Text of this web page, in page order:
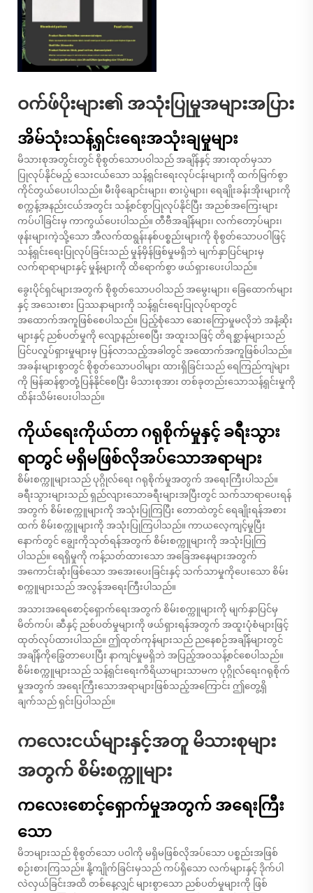
ဝက်ဖ်ပိုးများ၏ အသုံးပြုမှုအများအပြား
အိမ်သုံးသန့်ရှင်းရေးအသုံးချမှုများ
မိသားစုအတွင်းတွင် စိုစွတ်သောပဝါသည် အချိန်နှင့် အားထုတ်မှသာ
ပြုလုပ်နိုင်မည့် သေးငယ်သော သန့်ရှင်းရေးလုပ်ငန်းများကို ထက်မြက်စွာ
ကိုင်တွယ်ပေးပါသည်။ မီးဖိုချောင်းများ၊ စားပွဲများ၊ ရေချိုးခန်းအိုးများကို
စက္ကန့်အနည်းငယ်အတွင်း သန့်စင်စွာပြုလုပ်နိုင်ပြီး အညစ်အကြေးများ
ကပ်ပါခြင်းမှ ကာကွယ်ပေးပါသည်။ တီဗီအချိန်များ၊ လက်တော့ပ်များ၊
ဖုန်းများကဲ့သို့သော အီလက်ထရွန်းနစ်ပစ္စည်းများကို စိုစွတ်သောပဝါဖြင့်
သန့်ရှင်းရေးပြုလုပ်ခြင်းသည် မှုန်မှိန်ဖြစ်မှုမရှိဘဲ မျက်နှာပြင်များမှ
လက်ရာရာများနှင့် မှုန့်များကို ထိရောက်စွာ ဖယ်ရှားပေးပါသည်။
ခွေးပိုင်ရှင်များအတွက် စိုစွတ်သောပဝါသည် အမွေးများ၊ ခြေထောက်များ
နှင့် အသေးစား ပြဿနာများကို သန့်ရှင်းရေးပြုလုပ်ရာတွင်
အထောက်အကူဖြစ်စေပါသည်။ ပြည့်စုံသော ဆေးကြောမှုမလိုဘဲ အနံ့ဆိုး
များနှင့် ညစ်ပတ်မှုကို လျော့နည်းစေပြီး အထူးသဖြင့် တိရစ္ဆာန်များသည်
ပြင်ပလှုပ်ရှားမှုများမှ ပြန်လာသည့်အခါတွင် အထောက်အကူဖြစ်ပါသည်။
အခန်းများစွာတွင် စိုစွတ်သောပဝါများ ထားရှိခြင်းသည် ရေကြည်ကျဲများ
ကို မြန်ဆန်စွာတုံ့ပြန်နိုင်စေပြီး မိသားစုအား တစ်ခုတည်းသောသန့်ရှင်းမှုကို
ထိန်းသိမ်းပေးပါသည်။
ကိုယ်ရေးကိုယ်တာ ဂရုစိုက်မှုနှင့် ခရီးသွား
ရာတွင် မရှိမဖြစ်လိုအပ်သောအရာများ
စိမ်းစက္ကူများသည် ပုဂ္ဂိုလ်ရေး ဂရုစိုက်မှုအတွက် အရေးကြီးပါသည်။
ခရီးသွားများသည် ရှည်လျားသောခရီးများအပြီးတွင် သက်သာရာပေးရန်
အတွက် စိမ်းစက္ကူများကို အသုံးပြုကြပြီး တောထဲတွင် ရေချိုးရန်အစား
ထက် စိမ်းစက္ကူများကို အသုံးပြုကြပါသည်။ ကာယလေ့ကျင့်မှုပြီး
နောက်တွင် ချွေးကိုသုတ်ရန်အတွက် စိမ်းစက္ကူများကို အသုံးပြုကြ
ပါသည်။ ရေရှိမှုကို ကန့်သတ်ထားသော အခြေအနေများအတွက်
အကောင်းဆုံးဖြစ်သော အအေးပေးခြင်းနှင့် သက်သာမှုကိုပေးသော စိမ်း
စက္ကူများသည် အလွန်အရေးကြီးပါသည်။
အသားအရေစောင့်ရှောက်ရေးအတွက် စိမ်းစက္ကူများကို မျက်နှာပြင်မှ
မိတ်ကပ်၊ ဆီနှင့် ညစ်ပတ်မှုများကို ဖယ်ရှားရန်အတွက် အထူးပုံစံများဖြင့်
ထုတ်လုပ်ထားပါသည်။ ဤထုတ်ကုန်များသည် ညနေစဉ်အချိန်များတွင်
အချိန်ကိုခြွေတာပေးပြီး နာကျင်မှုမရှိဘဲ အပြည့်အဝသန့်စင်စေပါသည်။
စိမ်းစက္ကူများသည် သန့်ရှင်းရေးကိရိယာများသာမက ပုဂ္ဂိုလ်ရေးဂရုစိုက်
မှုအတွက် အရေးကြီးသောအရာများဖြစ်သည့်အကြောင်း ဤတွေ့ရှိ
ချက်သည် ရှင်းပြပါသည်။
ကလေးငယ်များနှင့်အတူ မိသားစုများ
အတွက် စိမ်းစက္ကူများ
ကလေးစောင့်ရှောက်မှုအတွက် အရေးကြီး
သော
မိဘများသည် စိုစွတ်သော ပဝါကို မရှိမဖြစ်လိုအပ်သော ပစ္စည်းအဖြစ်
စဉ်းစားကြသည်။ နို့ကျိုက်ခြင်းမှသည် ကပ်ရှိသော လက်များနှင့် ဒိုက်ပါ
လဲလှယ်ခြင်းအထိ တစ်နေ့လျှင် များစွာသော ညစ်ပတ်မှုများကို ဖြစ်